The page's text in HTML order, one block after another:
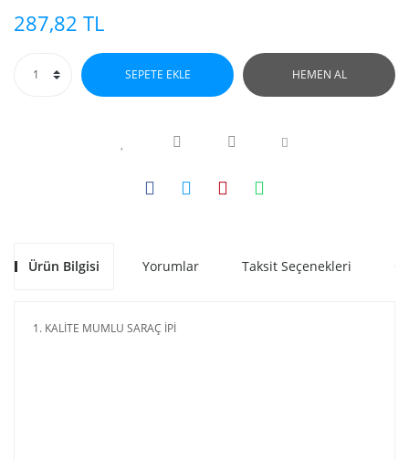
287,82 TL
SEPETE EKLE HEMEN AL
Ürün Bilgisi Yorumlar Taksit Seçenekleri
1. KALİTE MUMLU SARAÇ İPİ